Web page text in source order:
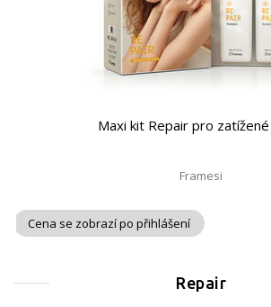
Maxi kit Repair pro
Framesi
Cena se zobrazí po přihlášení
Repair